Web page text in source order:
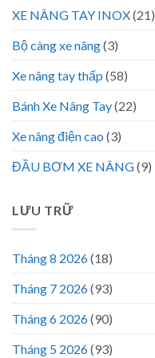
XE NÂNG TAY INOX(21)
Bộ càng xe nâng(3)
Xe nâng tay thấp (58)
Bánh Xe Nâng Tay(22)
Xe nâng điện cao (3)
ĐẦU BƠM XE NÂNG(9)
LƯU TRỮ
Tháng 8 2026(18)
Tháng 7 2026(93)
Tháng 6 2026(90)
Tháng 5 2026(93)